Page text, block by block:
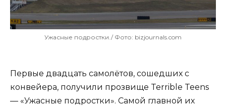
Ужасные подростки./ Фото: bizjournals.com
Первые двадцать самолётов, сошедших с
конвейера, получили прозвище Terrible Teens
— «Ужасные подростки». Самой главной их